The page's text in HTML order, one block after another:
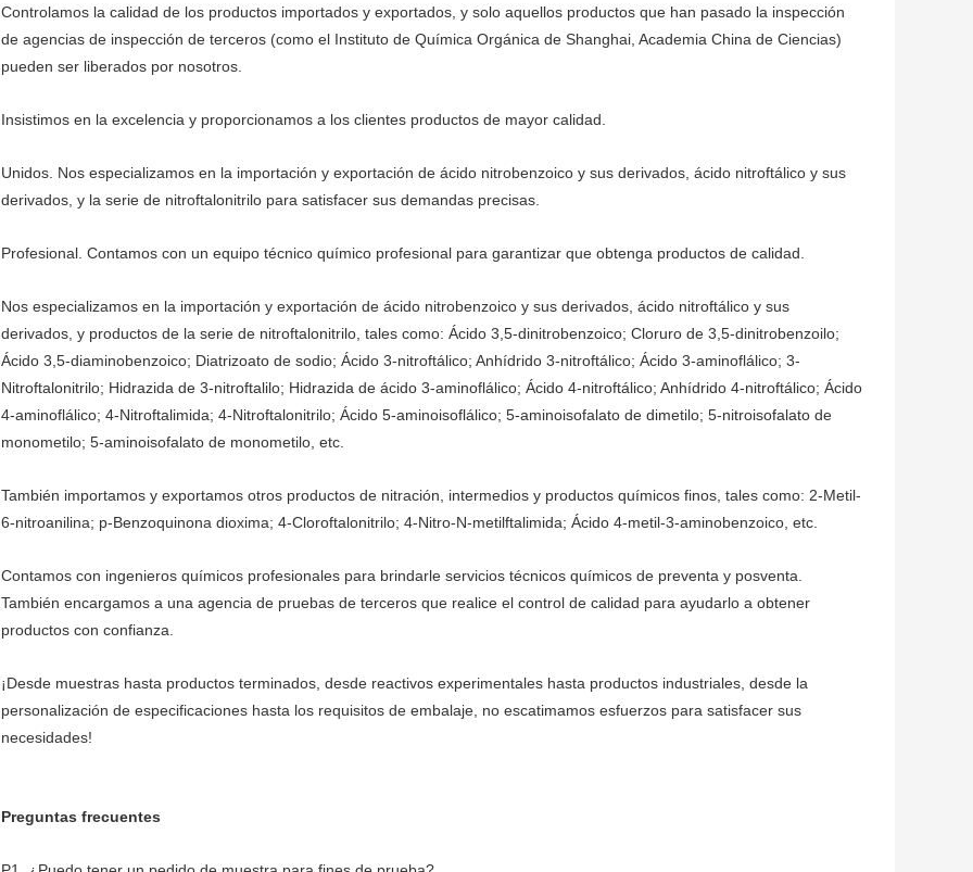
Controlamos la calidad de los productos importados y exportados, y solo aquellos productos que han pasado la inspección
de agencias de inspección de terceros (como el Instituto de Química Orgánica de Shanghai, Academia China de Ciencias)
pueden ser liberados por nosotros.
Insistimos en la excelencia y proporcionamos a los clientes productos de mayor calidad.
Unidos. Nos especializamos en la importación y exportación de ácido nitrobenzoico y sus derivados, ácido nitroftálico y sus
derivados, y la serie de nitroftalonitrilo para satisfacer sus demandas precisas.
Profesional. Contamos con un equipo técnico químico profesional para garantizar que obtenga productos de calidad.
Nos especializamos en la importación y exportación de ácido nitrobenzoico y sus derivados, ácido nitroftálico y sus
derivados, y productos de la serie de nitroftalonitrilo, tales como: Ácido 3,5-dinitrobenzoico; Cloruro de 3,5-dinitrobenzoilo;
Ácido 3,5-diaminobenzoico; Diatrizoato de sodio; Ácido 3-nitroftálico; Anhídrido 3-nitroftálico; Ácido 3-aminoflálico; 3-
Nitroftalonitrilo; Hidrazida de 3-nitroftalilo; Hidrazida de ácido 3-aminoflálico; Ácido 4-nitroftálico; Anhídrido 4-nitroftálico; Ácido
4-aminoflálico; 4-Nitroftalimida; 4-Nitroftalonitrilo; Ácido 5-aminoisoflálico; 5-aminoisofalato de dimetilo; 5-nitroisofalato de
monometilo; 5-aminoisofalato de monometilo, etc.
También importamos y exportamos otros productos de nitración, intermedios y productos químicos finos, tales como: 2-Metil-
6-nitroanilina; p-Benzoquinona dioxima; 4-Cloroftalonitrilo; 4-Nitro-N-metilftalimida; Ácido 4-metil-3-aminobenzoico, etc.
Contamos con ingenieros químicos profesionales para brindarle servicios técnicos químicos de preventa y posventa.
También encargamos a una agencia de pruebas de terceros que realice el control de calidad para ayudarlo a obtener
productos con confianza.
¡Desde muestras hasta productos terminados, desde reactivos experimentales hasta productos industriales, desde la
personalización de especificaciones hasta los requisitos de embalaje, no escatimamos esfuerzos para satisfacer sus
necesidades!
Preguntas frecuentes